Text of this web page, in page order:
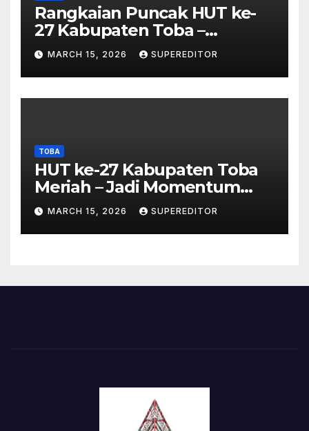
Rangkaian Puncak HUT ke-
27 Kabupaten Toba –
Panjatkan Doa Untuk
Kesejahteraan
MARCH 15, 2026 SUPEREDITOR
TOBA
HUT ke-27 Kabupaten Toba
Meriah – Jadi Momentum
Perkuat Sinergi
Pembangunan Kawasan
Danau Toba
MARCH 15, 2026 SUPEREDITOR